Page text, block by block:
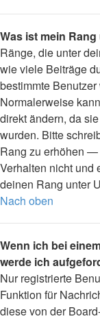
Was ist mein
Ränge, die unter
wie viele Beiträge
bestimmte
Normalerweise
direkt ändern, da
wurden. Bitte
Rang zu erhöhen
Verhalten nicht und
deinen Rang unter
Nach oben
Wenn ich bei
werde ich
Nur registrierte
Funktion für
diese von der